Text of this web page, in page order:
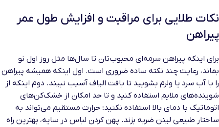
نکات طلایی برای مراقبت و افزایش طول عمر
پیراهن
برای اینکه پیراهن سرمه‌ای محبوب‌تان تا سال‌ها مثل روز اول نو
بماند، رعایت چند نکته ساده ضروری است. اول اینکه همیشه پیراهن
را با آب سرد یا ولرم بشویید تا بافت الیاف آسیب نبیند. دوم اینکه از
شوینده‌های ملایم استفاده کنید و تا حد امکان از خشک‌کن‌های
اتوماتیک با دمای بالا استفاده نکنید؛ حرارت مستقیم می‌تواند به
ساختار طبیعی لینن ضربه بزند. پهن کردن لباس در سایه، بهترین راه